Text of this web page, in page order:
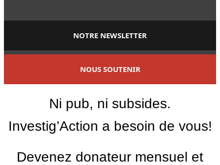
NOTRE NEWSLETTER
NOUS SOUTENIR
Ni pub, ni subsides.
Investig’Action a besoin de vous!
Devenez donateur mensuel et